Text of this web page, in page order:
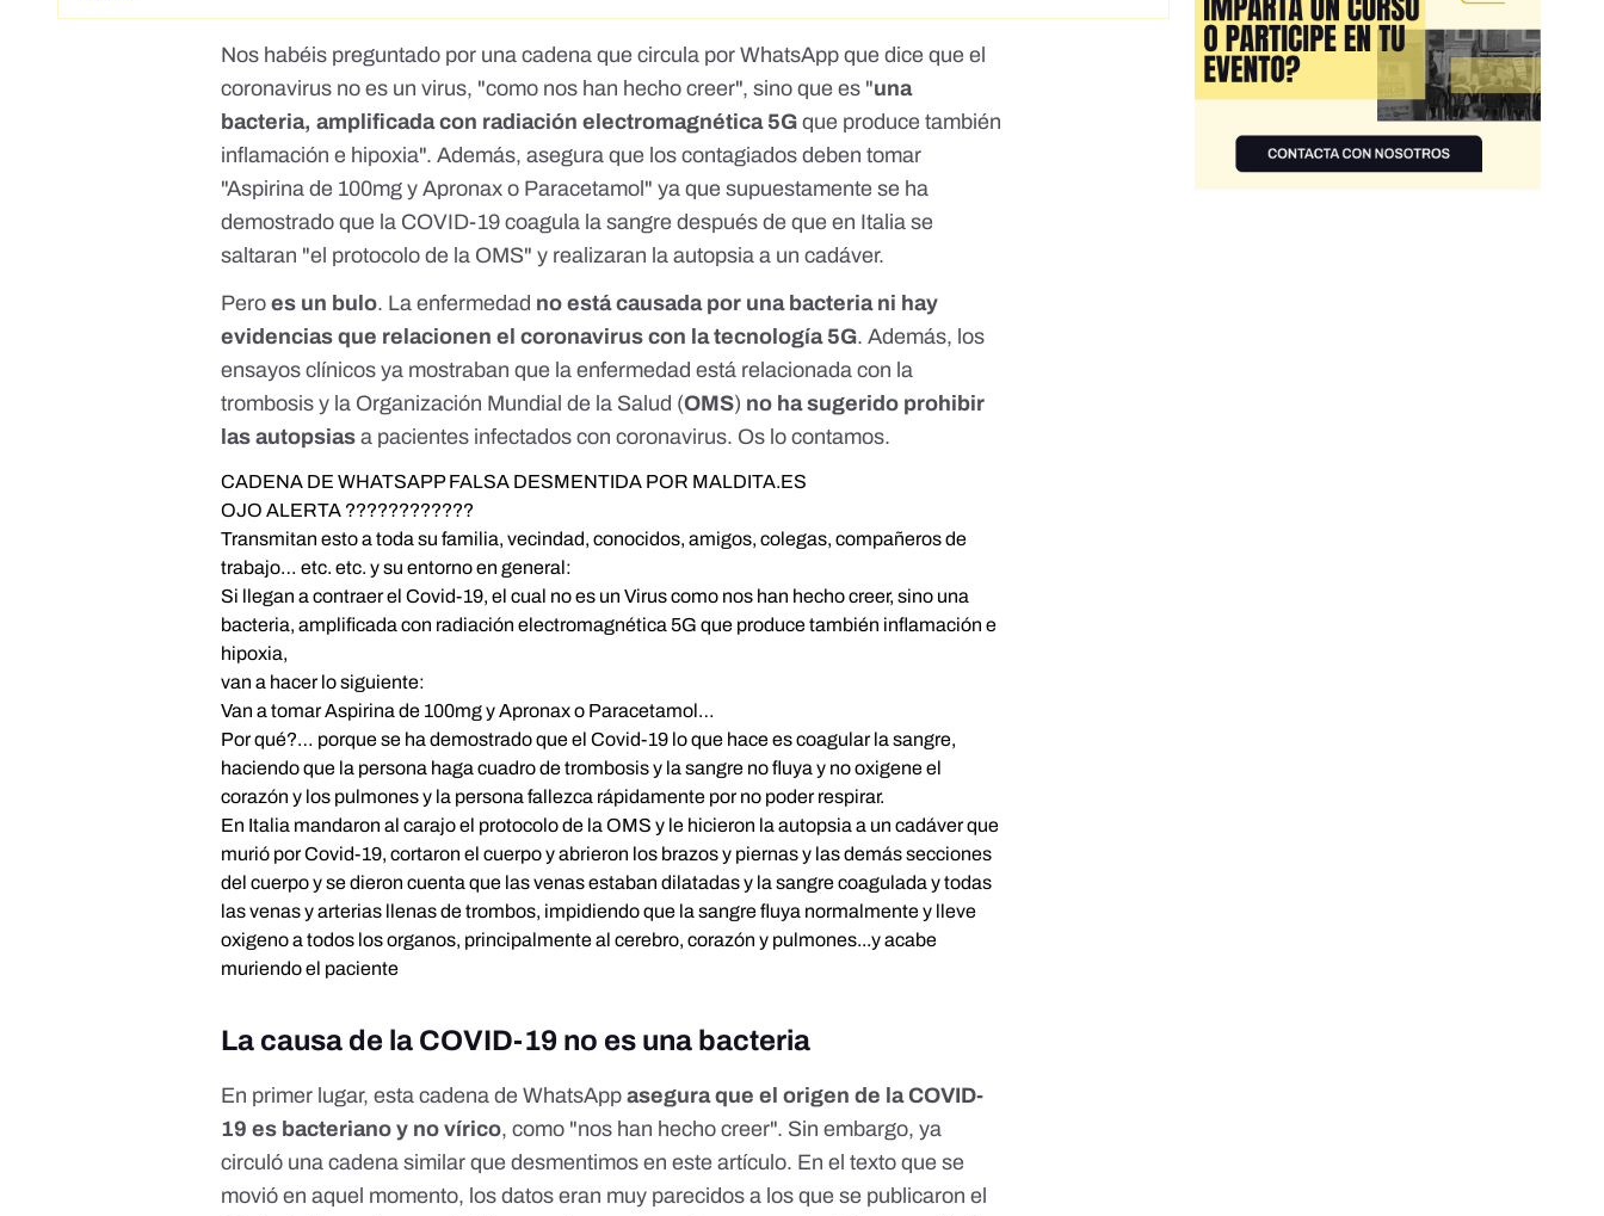
Nos habéis preguntado por una cadena que circula por WhatsApp que dice que el
coronavirus no es un virus, "como nos han hecho creer", sino que es "una
bacteria, amplificada con radiación electromagnética 5G que produce también
inflamación e hipoxia". Además, asegura que los contagiados deben tomar
"Aspirina de 100mg y Apronax o Paracetamol" ya que supuestamente se ha
demostrado que la COVID-19 coagula la sangre después de que en Italia se
saltaran "el protocolo de la OMS" y realizaran la autopsia a un cadáver.
Peroes un bulo. La enfermedad no está causada por una bacteria ni hay
evidencias que relacionen el coronavirus con la tecnología 5G. Además, los
ensayos clínicos ya mostraban que la enfermedad está relacionada con la
trombosis y la Organización Mundial de la Salud (OMS) no ha sugerido prohibir
las autopsias a pacientes infectados con coronavirus. Os lo contamos.
CADENA DE WHATSAPP FALSA DESMENTIDA POR MALDITA.ES
OJO ALERTA ????????????
Transmitan esto a toda su familia, vecindad, conocidos, amigos, colegas, compañeros de
trabajo… etc. etc. y su entorno en general:
Si llegan a contraer el Covid-19, el cual no es un Virus como nos han hecho creer, sino una
bacteria, amplificada con radiación electromagnética 5G que produce también inflamación e
hipoxia,
van a hacer lo siguiente:
Van a tomar Aspirina de 100mg y Apronax o Paracetamol…
Por qué?… porque se ha demostrado que el Covid-19 lo que hace es coagular la sangre,
haciendo que la persona haga cuadro de trombosis y la sangre no fluya y no oxigene el
corazón y los pulmones y la persona fallezca rápidamente por no poder respirar.
En Italia mandaron al carajo el protocolo de la OMS y le hicieron la autopsia a un cadáver que
murió por Covid-19, cortaron el cuerpo y abrieron los brazos y piernas y las demás secciones
del cuerpo y se dieron cuenta que las venas estaban dilatadas y la sangre coagulada y todas
las venas y arterias llenas de trombos, impidiendo que la sangre fluya normalmente y lleve
oxigeno a todos los organos, principalmente al cerebro, corazón y pulmones...y acabe
muriendo el paciente
La causa de la COVID-19 no es una bacteria
En primer lugar, esta cadena de WhatsAppasegura que el origen de la COVID-
19 es bacteriano y no vírico, como "nos han hecho creer". Sin embargo, ya
circuló una cadena similar que desmentimosen este artículo. En el texto que se
movió en aquel momento, los datos eran muy parecidos a los que se publicaron el